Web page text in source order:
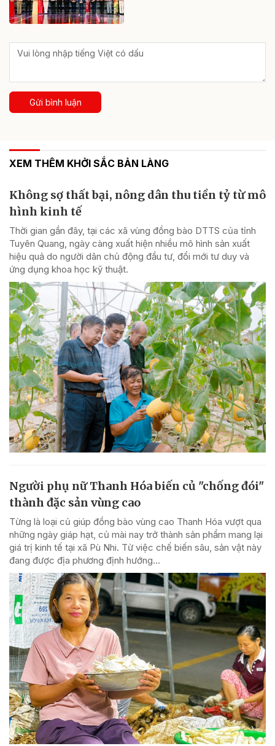
Gửi bình luận
XEM THÊM KHỞI SẮC BẢN LÀNG
Không sợ thất bại, nông dân thu tiền tỷ từ mô
hình kinh tế
Thời gian gần đây, tại các xã vùng đồng bào DTTS của tỉnh
Tuyên Quang, ngày càng xuất hiện nhiều mô hình sản xuất
hiệu quả do người dân chủ động đầu tư, đổi mới tư duy và
ứng dụng khoa học kỹ thuật.
Người phụ nữ Thanh Hóa biến củ "chống đói"
thành đặc sản vùng cao
Từng là loại củ giúp đồng bào vùng cao Thanh Hóa vượt qua
những ngày giáp hạt, củ mài nay trở thành sản phẩm mang lại
giá trị kinh tế tại xã Pù Nhi. Từ việc chế biến sâu, sản vật này
đang được địa phương định hướng...